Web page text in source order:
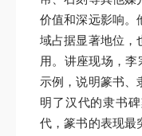
价值和深远影响。
域占据显著地位，
用。讲座现场，李
示例，说明篆书、
明了汉代的隶书
代，篆书的表现最